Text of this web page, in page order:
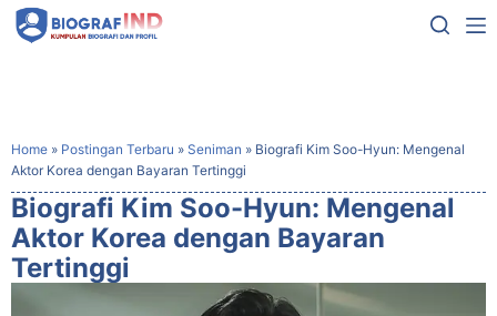
Home » Postingan Terbaru » Seniman » Biografi Kim Soo-Hyun: Mengenal
Aktor Korea dengan Bayaran Tertinggi
Biografi Kim Soo-Hyun: Mengenal
Aktor Korea dengan Bayaran
Tertinggi